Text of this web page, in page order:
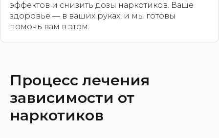
эффектов и снизить дозы наркотиков. Ваше
здоровье — в ваших руках, и мы готовы
помочь вам в этом.
Процесс лечения
зависимости от
наркотиков